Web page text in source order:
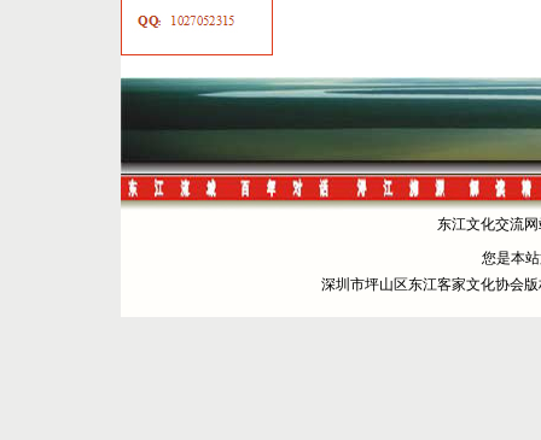
东江文化交流
您是本
深圳市坪山区东江客家文化协